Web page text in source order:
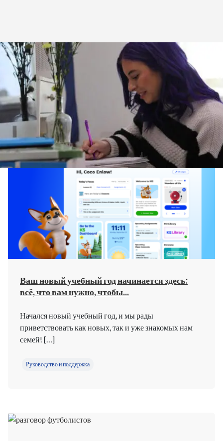
Главная > Блог
Ваш новый учебный год начинается здесь:
всё, что вам нужно, чтобы...
Начался новый учебный год, и мы рады
приветствовать как новых, так и уже знакомых нам
семей! […]
Руководство и поддержка